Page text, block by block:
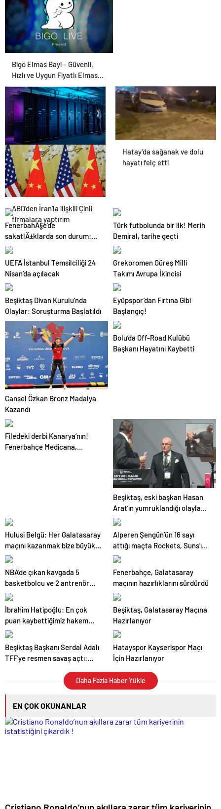
Bigo Elmas Bayi – Güvenli,
Hızlı ve Uygun Fiyatlı Elmas
Satın Almanın Yeni Adresi
Datahost İle Güvenilir
Sunucu Hizmetleri
Hatay’da sağanak ve dolu
hayatı felç etti
ABD’den İran’la ilişkili Çinli
firmalara yaptırım
FenerbahÃ§e’de
sakatlÄ±klarda son durum:
Oosterwolde ne zaman
dÃ¶nÃ¼yor?
Türk futbolunda bir ilk! Merih
Demiral, tarihe geçti
UEFA İstanbul Temsilciliği 24
Nisan’da açılacak
Grekoromen Güreş Milli
Takımı Avrupa İkincisi
Beşiktaş Divan Kurulu’nda
Olaylar: Soruşturma Başlatıldı
Eyüpspor’dan Fırtına Gibi
Başlangıç!
Cansel Özkan Bronz Madalya
Kazandı
Bolu’da Off-Road Kulübü
Başkanı Hayatını Kaybetti
Filedeki derbi Kanarya’nın!
Fenerbahçe Medicana,
Beşiktaş, eski başkan Hasan
Arat’ın yumruklandığı olayla
ilgili soruşturma başlattı
Hulusi Belgü: Her Galatasaray
maçını kazanmak bize büyük
bir mutluluk veriyor
Alperen Şengün’ün 16 sayı
attığı maçta Rockets, Suns’ı
yendi
NBA’de çıkan kavgada 5
basketbolcu ve 2 antrenör
ihraç edildi
Fenerbahçe, Galatasaray
maçının hazırlıklarını sürdürdü
İbrahim Hatipoğlu: En çok
puan kaybettiğimiz hakem
Cihan Aydın
Beşiktaş, Galatasaray Maçına
Hazırlanıyor
Beşiktaş Başkanı Serdal Adalı
TFF’ye resmen savaş açtı:
oyuncağı
Hatayspor Kayserispor Maçı
İçin Hazırlanıyor
Daha Fazla Haber Yükle
EN ÇOK OKUNANLAR